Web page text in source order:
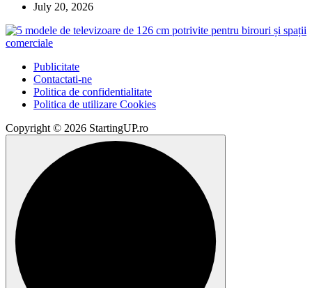
July 20, 2026
Publicitate
Contactati-ne
Politica de confidentialitate
Politica de utilizare Cookies
Copyright © 2026 StartingUP.ro